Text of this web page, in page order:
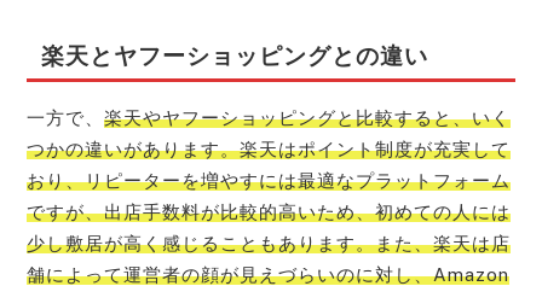
楽天とヤフーショッピングとの違い
一方で、楽天やヤフーショッピングと比較すると、いく
つかの違いがあります。楽天はポイント制度が充実して
おり、リピーターを増やすには最適なプラットフォーム
ですが、出店手数料が比較的高いため、初めての人には
少し敷居が高く感じることもあります。また、楽天は店
舗によって運営者の顔が見えづらいのに対し、Amazon